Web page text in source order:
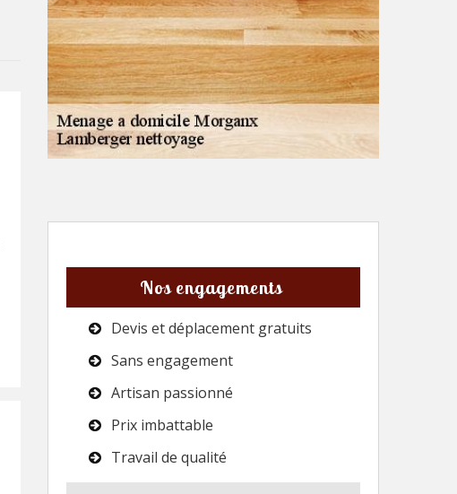
Nos engagements
Devis et déplacement gratuits
Sans engagement
Artisan passionné
Prix imbattable
Travail de qualité